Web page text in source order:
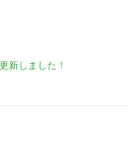
新しました！